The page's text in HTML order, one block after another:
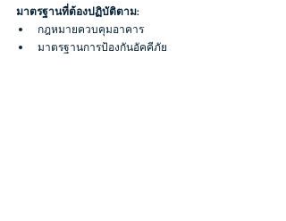
มาตรฐานที่ต้องปฏิบัติตาม:
กฎหมายควบคุมอาคาร
มาตรฐานการป้องกันอัคคีภัย